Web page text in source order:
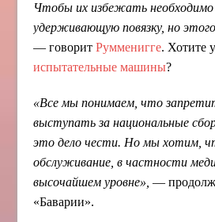
Чтобы их избежать
удерживающую повязку, но этого
— говоритРумменигге. Хотите
испытательные машины?
«Все мы понимаем, что
выступать за национальные
это дело чести. Но мы хотим,
обслуживание, в частности
высочайшем уровне», —
«Баварии».